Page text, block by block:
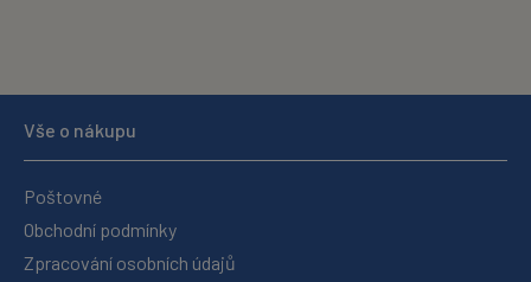
Vše o nákupu
Poštovné
Obchodní podmínky
Zpracování osobních údajů